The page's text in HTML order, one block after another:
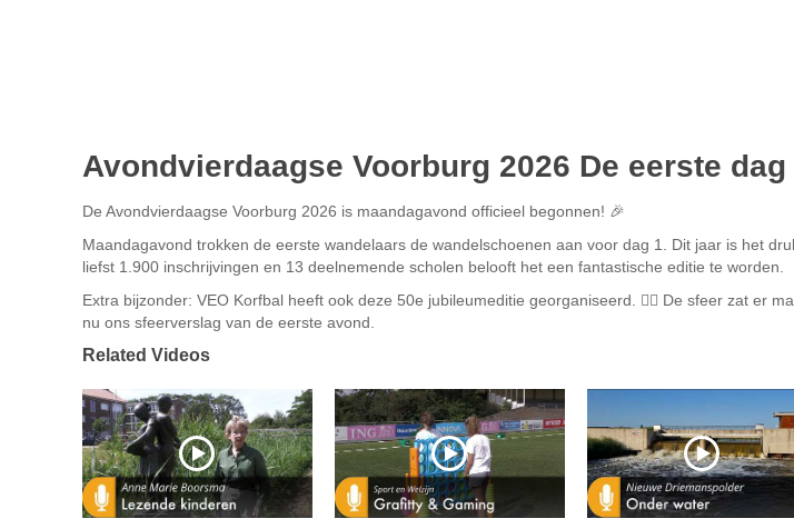
Avondvierdaagse Voorburg 2026 De eerste dag
De Avondvierdaagse Voorburg 2026 is maandagavond officieel begonnen! 🎉
Maandagavond trokken de eerste wandelaars de wandelschoenen aan voor dag 1. Dit jaar is het
liefst 1.900 inschrijvingen en 13 deelnemende scholen belooft het een fantastische editie te worden.
Extra bijzonder: VEO Korfbal heeft ook deze 50e jubileumeditie georganiseerd. 🤾‍♂️ De sfeer zat er
nu ons sfeerverslag van de eerste avond.
Related Videos